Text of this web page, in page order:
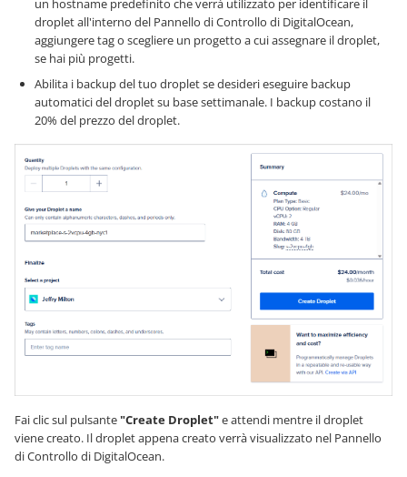
un hostname predefinito che verrà utilizzato per identificare il
droplet all'interno del Pannello di Controllo di DigitalOcean,
aggiungere tag o scegliere un progetto a cui assegnare il droplet,
se hai più progetti.
Abilita i backup del tuo droplet se desideri eseguire backup
automatici del droplet su base settimanale. I backup costano il
20% del prezzo del droplet.
Fai clic sul pulsante"Create Droplet"e attendi mentre il droplet
viene creato. Il droplet appena creato verrà visualizzato nel Pannello
di Controllo di DigitalOcean.